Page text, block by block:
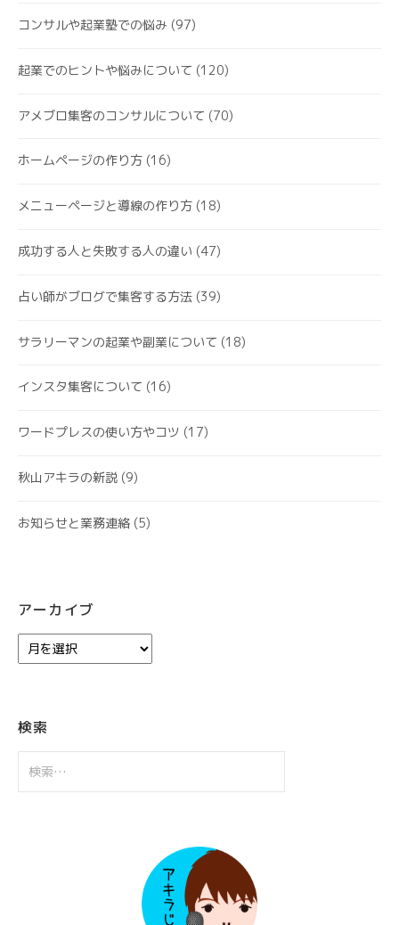
コンサルや起業塾での悩み (97)
起業でのヒントや悩みについて (120)
アメブロ集客のコンサルについて (70)
ホームページの作り方 (16)
メニューページと導線の作り方 (18)
成功する人と失敗する人の違い (47)
占い師がブログで集客する方法 (39)
サラリーマンの起業や副業について (18)
インスタ集客について (16)
ワードプレスの使い方やコツ (17)
秋山アキラの新説 (9)
お知らせと業務連絡 (5)
アーカイブ
ー
ブ
検索
索: